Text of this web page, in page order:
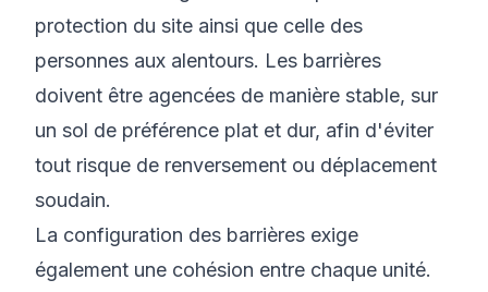
protection du site ainsi que celle des
personnes aux alentours. Les barrières
doivent être agencées de manière stable, sur
un sol de préférence plat et dur, afin d'éviter
tout risque de renversement ou déplacement
soudain.
La configuration des barrières exige
également une cohésion entre chaque unité.